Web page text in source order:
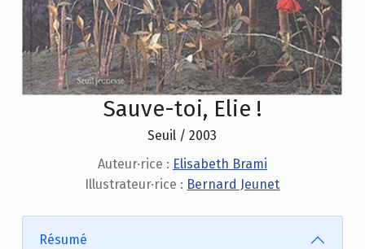
Sauve-toi, Elie !
Seuil / 2003
Auteur·rice : Elisabeth Brami
Illustrateur·rice : Bernard Jeunet
Résumé